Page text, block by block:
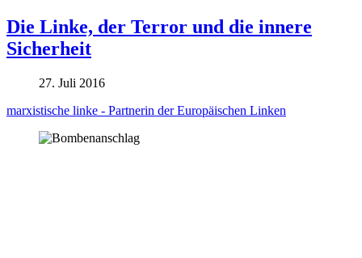
Die Linke, der Terror und die innere
Sicherheit
27. Juli 2016
marxistische linke - Partnerin der Europäischen Linken